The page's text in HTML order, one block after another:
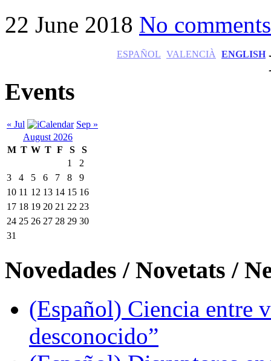
22 June 2018 No comments
ESPAÑOL VALENCIÀ ENGLISH
Events
« Jul
Sep »
August 2026
M T W T F S
S
1
2
3
4 5 6 7 8
9
10 11 12 13 14 15 16
17 18 19 20 21 22 23
24 25 26 27 28 29 30
31
Novedades / Novetats /
(Español) Ciencia entre
desconocido”